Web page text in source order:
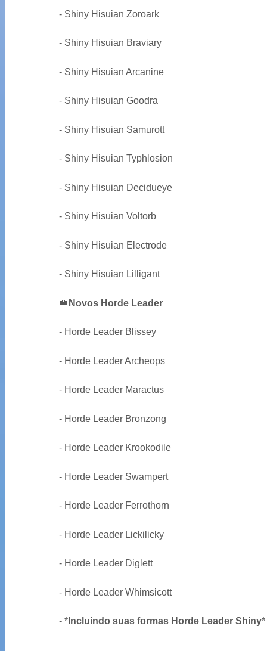
- Shiny Hisuian Zoroark
- Shiny Hisuian Braviary
- Shiny Hisuian Arcanine
- Shiny Hisuian Goodra
- Shiny Hisuian Samurott
- Shiny Hisuian Typhlosion
- Shiny Hisuian Decidueye
- Shiny Hisuian Voltorb
- Shiny Hisuian Electrode
- Shiny Hisuian Lilligant
👑 Novos Horde Leader
- Horde Leader Blissey
- Horde Leader Archeops
- Horde Leader Maractus
- Horde Leader Bronzong
- Horde Leader Krookodile
- Horde Leader Swampert
- Horde Leader Ferrothorn
- Horde Leader Lickilicky
- Horde Leader Diglett
- Horde Leader Whimsicott
- * Incluindo suas formas Horde Leader Shiny*